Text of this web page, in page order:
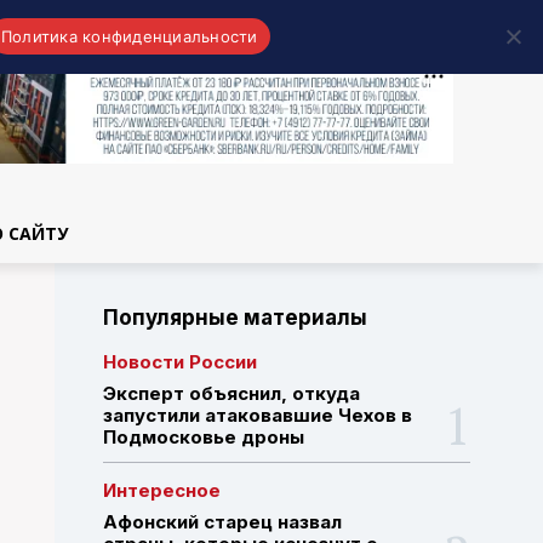
САЙТУ
Популярные материалы
Новости России
Эксперт объяснил, откуда
запустили атаковавшие Чехов в
Подмосковье дроны
Интересное
Афонский старец назвал
Политика конфиденциальности